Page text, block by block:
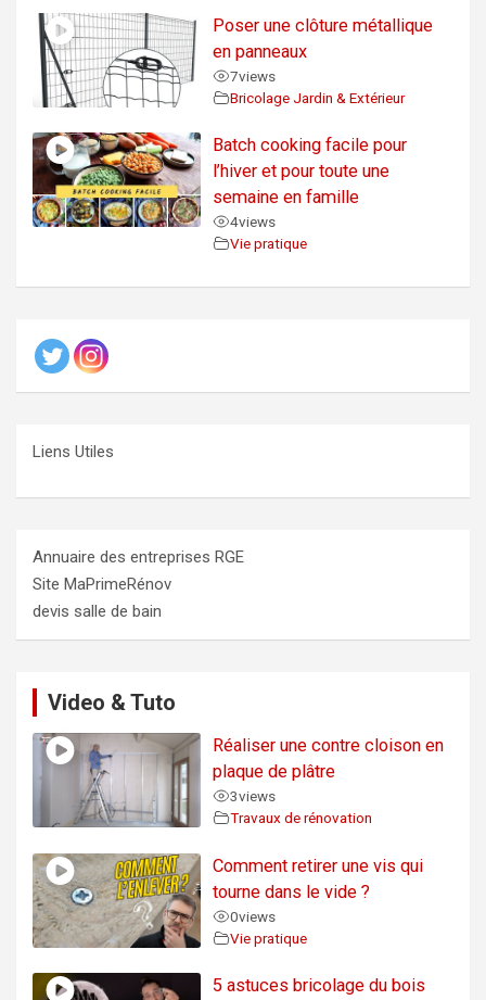
Poser une clôture métallique
en panneaux
7views
Bricolage Jardin & Extérieur
Batch cooking facile pour
l’hiver et pour toute une
semaine en famille
4views
Vie pratique
Liens Utiles
Annuaire des entreprises RGE
Site MaPrimeRénov
devis salle de bain
Video & Tuto
Réaliser une contre cloison en
plaque de plâtre
3views
Travaux de rénovation
Comment retirer une vis qui
tourne dans le vide ?
0views
Vie pratique
5 astuces bricolage du bois